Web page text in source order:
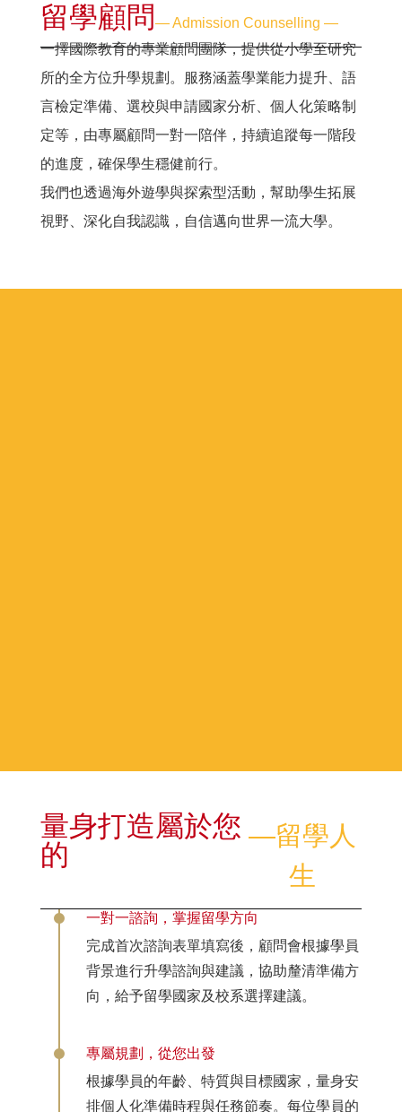
留學顧問 ― Admission Counselling ―
一擇國際教育的專業顧問團隊，提供從小學至研究
所的全方位升學規劃。服務涵蓋學業能力提升、語
言檢定準備、選校與申請國家分析、個人化策略制
定等，由專屬顧問一對一陪伴，持續追蹤每一階段
的進度，確保學生穩健前行。
我們也透過海外遊學與探索型活動，幫助學生拓展
視野、深化自我認識，自信邁向世界一流大學。
量身打造屬於您
的
―留學人
生
一對一諮詢，掌握留學方向
完成首次諮詢表單填寫後，顧問會根據學員
背景進行升學諮詢與建議，協助釐清準備方
向，給予留學國家及校系選擇建議。
專屬規劃，從您出發
根據學員的年齡、特質與目標國家，量身安
排個人化準備時程與任務節奏。每位學員的